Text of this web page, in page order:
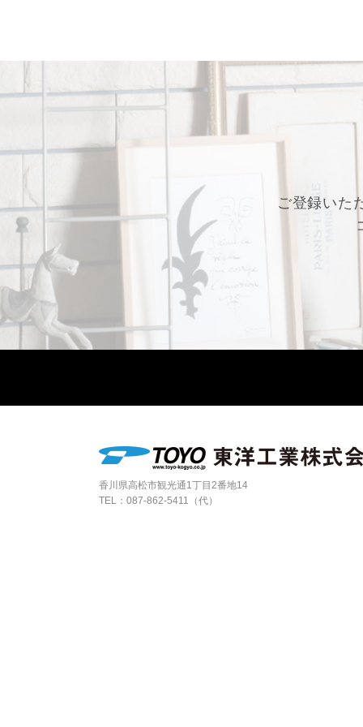
ご登録いた
香川県高松市観光通1丁目2番地14
TEL： 087-862-5411（代）